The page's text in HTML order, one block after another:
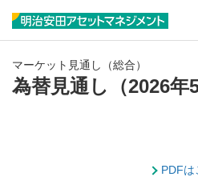
マーケット見通し（総合）
為替見通し（2026年5
PDFは